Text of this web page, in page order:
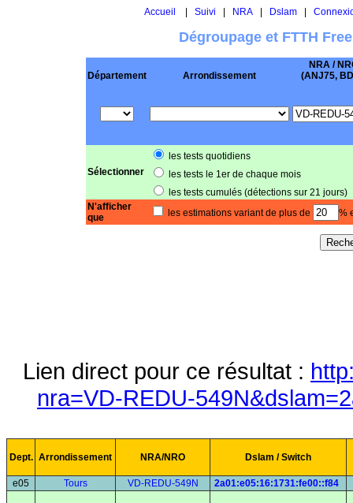
Accueil Suivi NRA| Dslam|
Dégroupage et FTTH
Département Arrondissement
NRA /
(ANJ75,
Sélectionner
les tests quotidiens
les tests le 1er de chaque mois
les tests cumulés (détections sur 21 jours)
N'afficher
que
les estimations variant de plus de %
Lien direct pour ce résultat :
nra=VD-REDU-
Dept. Arrondissement NRA/NRO Dslam / Switch
e05 Tours VD-REDU-549N 2a01:e05:16:1731:fe00::f84